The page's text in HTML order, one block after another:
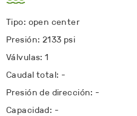
Tipo: open center
Presión: 2133 psi
Válvulas: 1
Caudal total: -
Presión de dirección: -
Capacidad: -